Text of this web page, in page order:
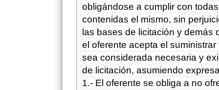
obligándose a cumplir con
contenidas el mismo, sin
las bases de licitación y demás
el oferente acepta el
sea considerada necesaria y
de licitación, asumiendo
1.- El oferente se obliga a no